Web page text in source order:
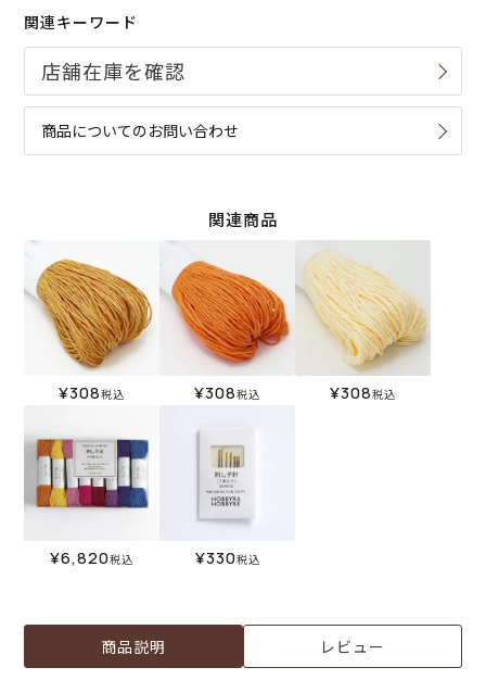
関連キーワード
商品についてのお問い合わせ
関連商品
¥308税込 ¥308税込 ¥308税込
¥6,820税込 ¥330税込
商品説明 レビュー